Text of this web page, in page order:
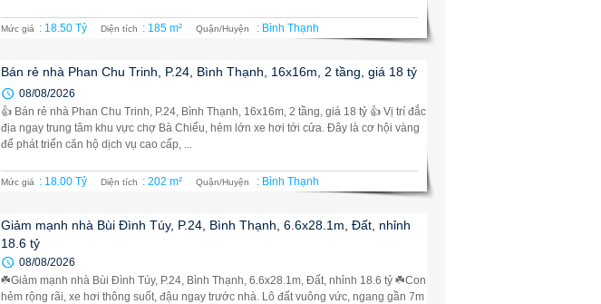
Mức giá : 18.50 Tỷ Diện tích : 185 m² Quận/Huyện : Bình Thạnh
Bán rẻ nhà Phan Chu Trinh, P.24, Bình Thạnh, 16x16m, 2 tầng, giá 18 tỷ
08/08/2026
👍 Bán rẻ nhà Phan Chu Trinh, P.24, Bình Thạnh, 16x16m, 2 tầng, giá 18 tỷ 👍 Vị trí đắc
địa ngay trung tâm khu vực chợ Bà Chiểu, hẻm lớn xe hơi tới cửa. Đây là cơ hội vàng
để phát triển căn hộ dịch vụ cao cấp, ...
Mức giá : 18.00 Tỷ Diện tích : 202 m² Quận/Huyện : Bình Thạnh
Giảm mạnh nhà Bùi Đình Túy, P.24, Bình Thạnh, 6.6x28.1m, Đất, nhỉnh
18.6 tỷ
08/08/2026
☘️Giảm mạnh nhà Bùi Đình Túy, P.24, Bình Thạnh, 6.6x28.1m, Đất, nhỉnh 18.6 tỷ ☘️Con
hẻm rộng rãi, xe hơi thông suốt, đậu ngay trước nhà. Lô đất vuông vức, ngang gần 7m